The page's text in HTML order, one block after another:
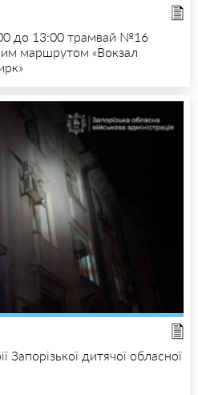
до 13:00 трамвай №16
маршрутом «Вокзал
Запорізької дитячої обласної